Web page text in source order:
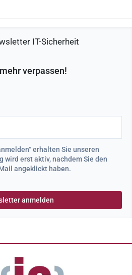
verpassen!
erhalten Sie unseren
wird erst aktiv, nachdem Sie den
angeklickt haben.